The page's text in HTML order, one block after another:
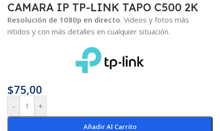
CAMARA IP TP-LINK TAPO C500 2K
Resolución de 1080p en directo. Videos y fotos más
nítidos y con más detalles en cualquier situación.
$75,00
- +
Añadir Al Carrito